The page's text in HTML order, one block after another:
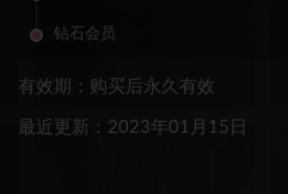
钻石会员
有效期：购买后永久有效
最近更新：2023年01月15日